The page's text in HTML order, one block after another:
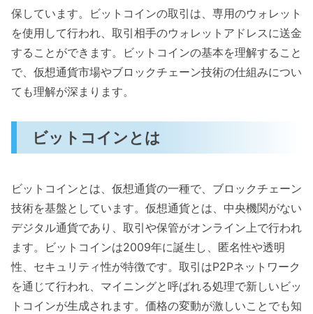
保しています。ビットコインの取引は、専用のウォレット
を使用して行われ、取引相手のウォレットアドレスに送金
することができます。ビットコインの基本を理解すること
で、仮想通貨市場やブロックチェーン技術の仕組みについ
ても理解が深まります。
ビットコインとは
ビットコインとは、仮想通貨の一種で、ブロックチェーン
技術を基盤としています。仮想通貨とは、中央機関がない
デジタル通貨であり、取引や保管がオンライン上で行われ
ます。ビットコインは2009年に誕生し、匿名性や透明
性、セキュリティ性が特徴です。取引はP2Pネットワーク
を通じて行われ、マイニングと呼ばれる処理で新しいビッ
トコインが生成されます。価格の変動が激しいことでも知